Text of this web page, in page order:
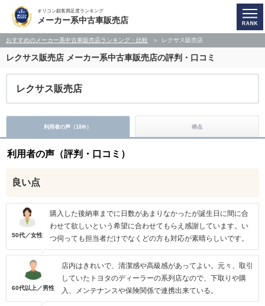
オリコン顧客満足度ランキング
メーカー系中古車販売店
おすすめのメーカー系中古車販売店ランキング・比較 レクサス販売店
レクサス販売店 メーカー系中古車販売店の評判・口コミ
レクサス販売店
利用者の声（18件） 得点
利用者の声（評判・口コミ）
良い点
50代／女性
購入した後納車までに日数があまりなかったが誕生日に間に合
わせて欲しいという希望に合わせてもらえ感謝しています。い
つ伺っても担当者だけでなくどの方も対応が素晴らしいです。
60代以上／男性
店内はきれいで、清潔感や高級感があってよい。元々、取引
していたトヨタのディーラーの系列店なので、下取りや購
入、メンテナンスや保険関係で連携出来ている。